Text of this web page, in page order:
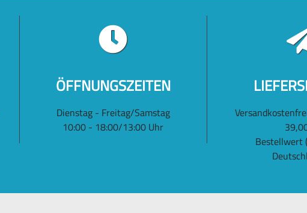
ÖFFNUNGSZEITEN
Dienstag - Freitag/Samstag
10:00 - 18:00/13:00 Uhr
Bestellwert